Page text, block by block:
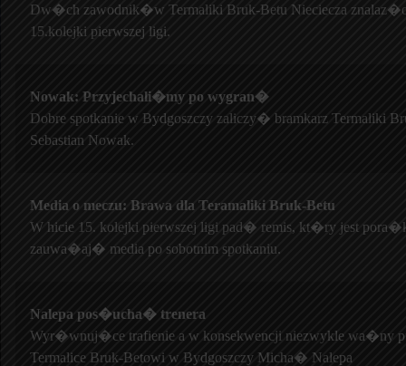
Dw�ch zawodnik�w Termaliki Bruk-Betu Nieciecza
15.kolejki pierwszej ligi.
Nowak: Przyjechali�my po wygran�
Dobre spotkanie w Bydgoszczy zaliczy� bramkarz Termaliki
Sebastian Nowak.
Media o meczu: Brawa dla Teramaliki Bruk-Betu
W hicie 15. kolejki pierwszej ligi pad� remis, kt�ry jest
zauwa�aj� media po sobotnim spotkaniu.
Nalepa pos�ucha� trenera
Wyr�wnuj�ce trafienie a w konsekwencji niezwykle wa�ny
Termalice Bruk-Betowi w Bydgoszczy Micha� Nalepa